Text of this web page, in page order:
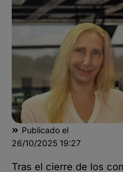
Publicado el
26/10/2025 19:27
Tras el cierre de los